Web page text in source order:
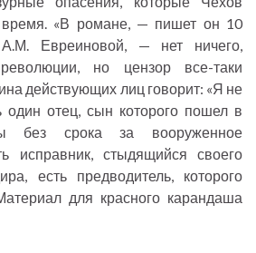
время. «В романе, — пишет он 10
Евреиновой, — нет ничего,
но цензор все-таки
действующих лиц говорит: «Я не
один отец, сын которого пошел в
без срока за вооруженное
исправник, стыдящийся своего
есть предводитель, которого
для красного карандаша